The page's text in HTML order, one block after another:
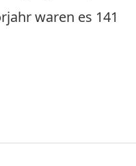
waren es 141